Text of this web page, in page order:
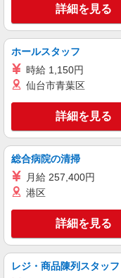
時
兵
キープ
株式会社テクノ・サービ
組立
時
株式会社テクノ・サービ
組立
詳細を見る
ホールスタッフ
時給 1,150円
仙台市青葉区
詳細を見る
総合病院の清掃
月給 257,400円
港区
詳細を見る
レジ・商品陳列スタッフ